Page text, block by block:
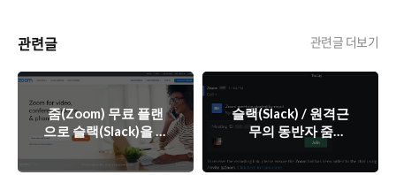
관련글 관련글 더보기
줌(Zoom) 무료 플랜
으로 슬랙(Slack)을 통
한 영상회의 설정하기
슬랙(Slack) / 원격근
무의 동반자 줌
(Zoom)과 함께 슬랙
을 사용하자